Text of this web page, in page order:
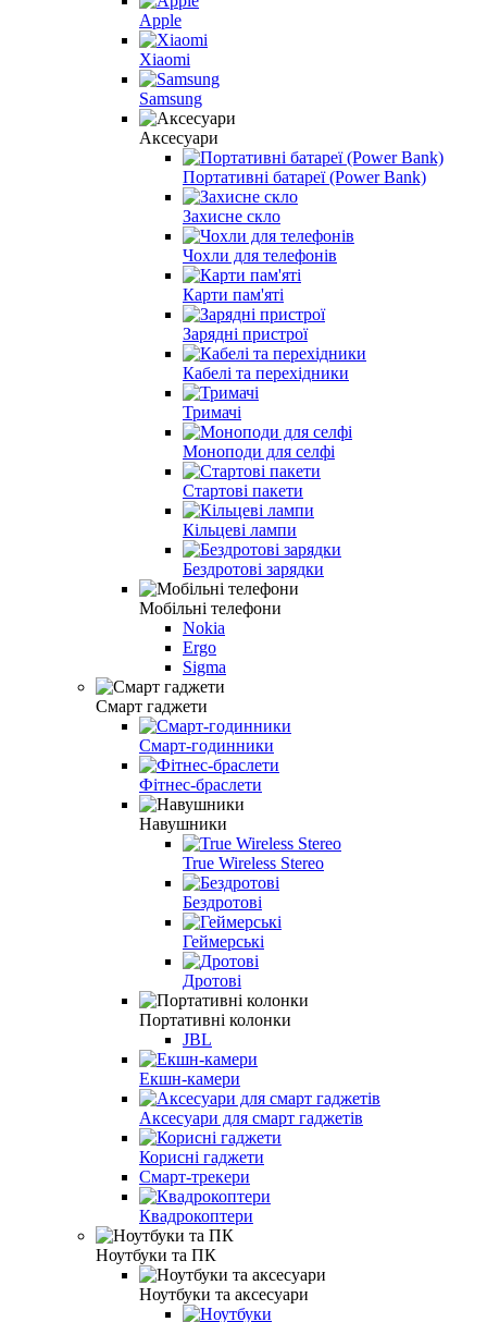
Apple
Xiaomi
Samsung
Аксесуари
Портативні батареї (Power Bank)
Захисне скло
Чохли для телефонів
Карти пам'яті
Зарядні пристрої
Кабелі та перехідники
Тримачі
Моноподи для селфі
Стартові пакети
Кільцеві лампи
Бездротові зарядки
Мобільні телефони
Nokia
Ergo
Sigma
Смарт гаджети
Смарт-годинники
Фітнес-браслети
Навушники
True Wireless Stereo
Бездротові
Геймерські
Дротові
Портативні колонки
JBL
Екшн-камери
Аксесуари для смарт гаджетів
Корисні гаджети
Смарт-трекери
Квадрокоптери
Ноутбуки та ПК
Ноутбуки та аксесуари